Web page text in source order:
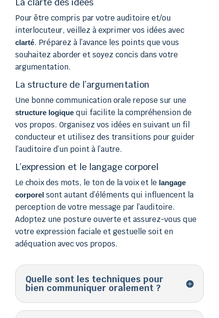
Pour être compris par votre auditoire et/ou
interlocuteur, veillez à exprimer vos idées avec
clarté. Préparez à l’avance les points que vous
souhaitez aborder et soyez concis dans votre
argumentation.
La structure de l’argumentation
Une bonne communication orale repose sur une
structure logique qui facilite la compréhension de
vos propos. Organisez vos idées en suivant un fil
conducteur et utilisez des transitions pour guider
l’auditoire d’un point à l’autre.
L’expression et le langage corporel
Le choix des mots, le ton de la voix et le langage
corporel sont autant d’éléments qui influencent la
perception de votre message par l’auditoire.
Adoptez une posture ouverte et assurez-vous que
votre expression faciale et gestuelle soit en
adéquation avec vos propos.
Quelle sont les techniques pour
bien communiquer oralement ?